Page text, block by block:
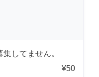
してません。
¥50